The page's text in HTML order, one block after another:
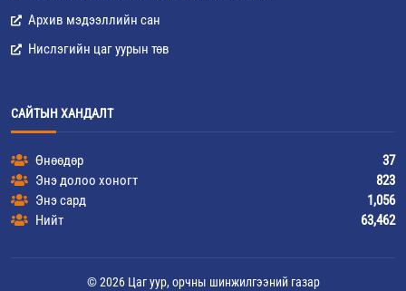
Архив мэдээллийн сан
Нислэгийн цаг уурын төв
САЙТЫН ХАНДАЛТ
Өнөөдөр
37
Энэ долоо хоногт
823
Энэ сард
1,056
Нийт
63,462
© 2026 Цаг уур, орчны шинжилгээний газар